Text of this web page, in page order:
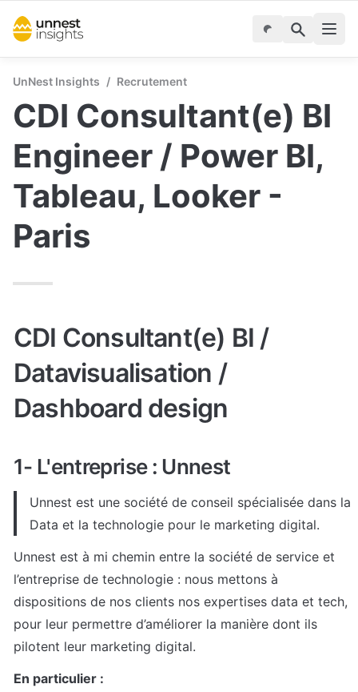
UnNest Insights / Recrutement
CDI Consultant(e) BI
Engineer / Power BI,
Tableau, Looker -
Paris
CDI Consultant(e) BI /
Datavisualisation /
Dashboard design
1- L'entreprise : Unnest
Unnest est une société de conseil spécialisée dans la
Data et la technologie pour le marketing digital.
Unnest est à mi chemin entre la société de service et
l’entreprise de technologie : nous mettons à
dispositions de nos clients nos expertises data et tech,
pour leur permettre d’améliorer la manière dont ils
pilotent leur marketing digital.
En particulier :